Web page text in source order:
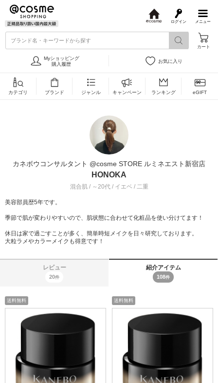
メニュー
ログイン
s
ブランド名・キーワードから探す
カート
Myショッピング
購入履歴
お気に入り
カテゴリ ブランド ジャンル キャンペーン ランキング eGIFT
カネボウコンサルタント @cosme STORE ルミネエスト新宿店
HONOKA
混合肌 / ～20代 / イエベ / 二重
美容部員歴5年です。
季節で肌が変わりやすいので、肌状態に合わせて化粧品を使い分けてます！
休日は家で過ごすことが多く、簡単時短メイクを日々研究しております。
大粒ラメやカラーメイクも得意です！
レビュー
20件
紹介アイテム
108件
送料無料 送料無料